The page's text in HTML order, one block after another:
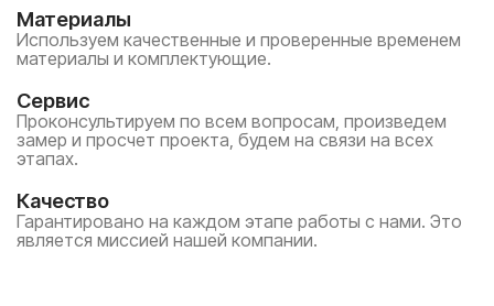
Материалы
Используем качественные и проверенные временем
материалы и комплектующие.
Сервис
Проконсультируем по всем вопросам, произведем
замер и просчет проекта, будем на связи на всех
этапах.
Качество
Гарантировано на каждом этапе работы с нами. Это
является миссией нашей компании.